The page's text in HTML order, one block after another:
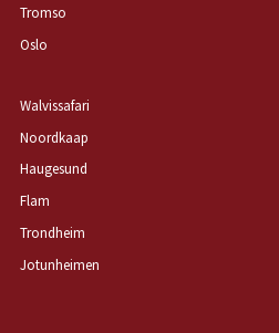
Tromso
Oslo
Walvissafari
Noordkaap
Haugesund
Flam
Trondheim
Jotunheimen